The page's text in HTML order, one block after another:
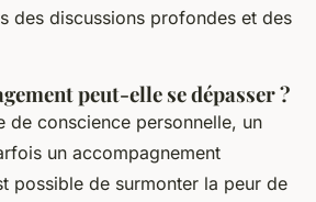
des discussions profondes et des
peut-elle se dépasser ?
de conscience personnelle, un
un accompagnement
possible de surmonter la peur de